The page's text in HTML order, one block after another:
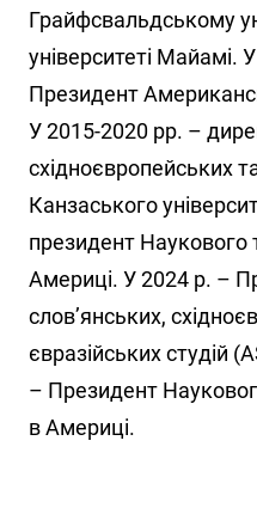
Грайфсвальдському
університеті Майамі.
Президент
У 2015-2020 рр. –
східноєвропейських
Канзаського
президент
Америці. У 2024 р. –
слов’янських,
євразійських студій
– Президент
в Америці.